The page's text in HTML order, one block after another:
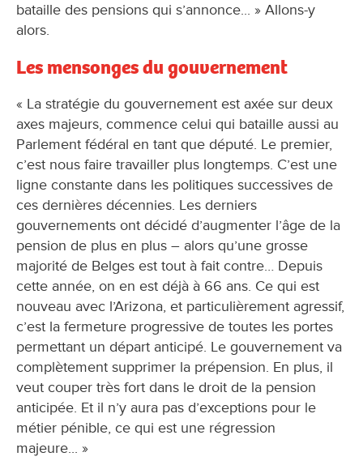
bataille des pensions qui s’annonce... » Allons-y
alors.
Les mensonges du gouvernement
« La stratégie du gouvernement est axée sur deux
axes majeurs, commence celui qui bataille aussi au
Parlement fédéral en tant que député. Le premier,
c’est nous faire travailler plus longtemps. C’est une
ligne constante dans les politiques successives de
ces dernières décennies. Les derniers
gouvernements ont décidé d’augmenter l’âge de la
pension de plus en plus – alors qu’une grosse
majorité de Belges est tout à fait contre… Depuis
cette année, on en est déjà à 66 ans. Ce qui est
nouveau avec l’Arizona, et particulièrement agressif,
c’est la fermeture progressive de toutes les portes
permettant un départ anticipé. Le gouvernement va
complètement supprimer la prépension. En plus, il
veut couper très fort dans le droit de la pension
anticipée. Et il n’y aura pas d’exceptions pour le
métier pénible, ce qui est une régression
majeure... »